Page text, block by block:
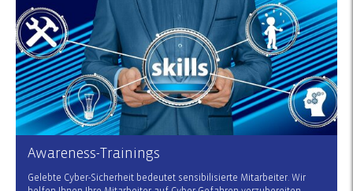
Awareness-Trainings
Gelebte Cyber-Sicherheit bedeutet sensibilisierte Mitarbeiter. Wir